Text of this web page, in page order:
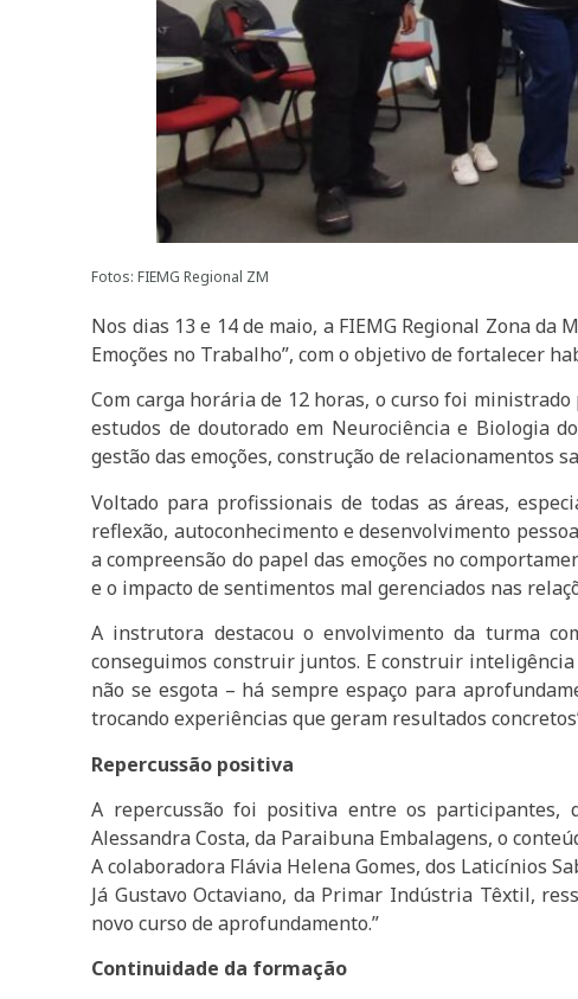
Fotos: FIEMG Regional ZM
Nos dias 13 e 14 de maio, a FIEMG Regional Zona
Emoções no Trabalho”, com o objetivo de fortalecer
Com carga horária de 12 horas, o curso foi
estudos de doutorado em Neurociência e Biologia
gestão das emoções, construção de relacionamentos
Voltado para profissionais de todas as áreas,
reflexão, autoconhecimento e desenvolvimento
a compreensão do papel das emoções no
e o impacto de sentimentos mal gerenciados nas
A instrutora destacou o envolvimento da turma
conseguimos construir juntos. E construir
não se esgota – há sempre espaço para
trocando experiências que geram resultados
Repercussão positiva
A repercussão foi positiva entre os participantes,
Alessandra Costa, da Paraibuna Embalagens, o
A colaboradora Flávia Helena Gomes, dos Laticínios
Já Gustavo Octaviano, da Primar Indústria Têxtil,
novo curso de aprofundamento.”
Continuidade da formação